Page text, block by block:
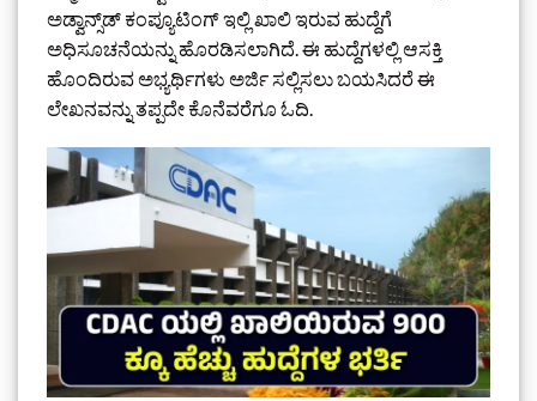
ಅಡ್ವಾನ್ಸ್‌ಡ್ ಕಂಪ್ಯೂಟಿಂಗ್ ಇಲ್ಲಿ ಖಾಲಿ ಇರುವ ಹುದ್ದೆಗೆ
ಅಧಿಸೂಚನೆಯನ್ನು ಹೊರಡಿಸಲಾಗಿದೆ. ಈ ಹುದ್ದೆಗಳಲ್ಲಿ ಆಸಕ್ತಿ
ಹೊಂದಿರುವ ಅಭ್ಯರ್ಥಿಗಳು ಅರ್ಜಿ ಸಲ್ಲಿಸಲು ಬಯಸಿದರೆ ಈ
ಲೇಖನವನ್ನು ತಪ್ಪದೇ ಕೊನೆವರೆಗೂ ಓದಿ.